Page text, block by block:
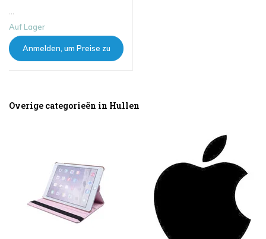
Auf Lager
Anmelden, um Preise zu
Overige categorieën in Hullen